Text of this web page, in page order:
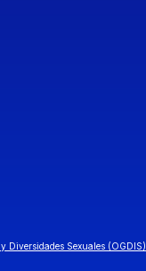
y Diversidades Sexuales (OGDIS)